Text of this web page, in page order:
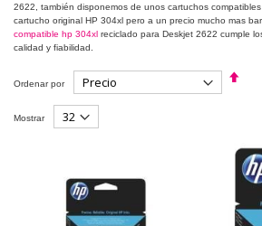
2622, también disponemos de unos cartuchos
cartucho original HP 304xl pero a un precio mucho mas
compatible hp 304xl reciclado para Deskjet 2622 cumple
calidad y fiabilidad.
Ordenar por
Fijar
Mostrar